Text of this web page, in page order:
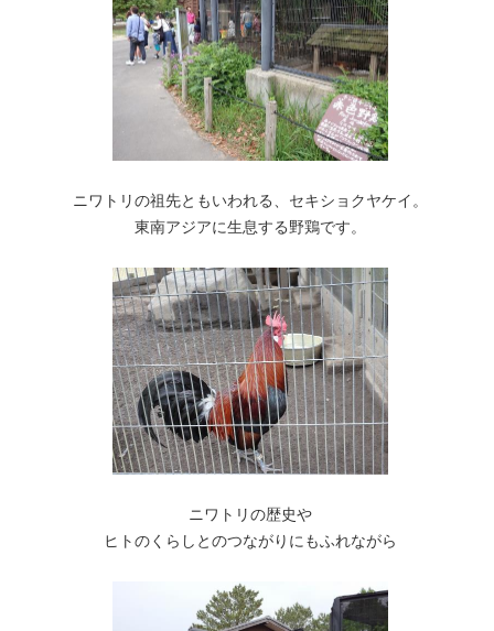
ニワトリの祖先ともいわれる、セキショクヤケイ。
東南アジアに生息する野鶏です。
ニワトリの歴史や
ヒトのくらしとのつながりにもふれながら